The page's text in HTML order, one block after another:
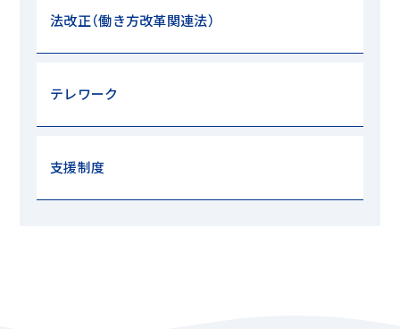
法改正（働き方改革関連法）
テレワーク
支援制度